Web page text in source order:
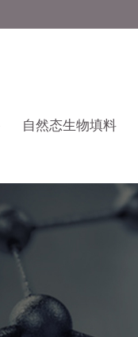
自然态生物填料